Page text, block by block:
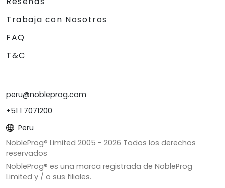
Trabaja con Nosotros
FAQ
T&C
peru@nobleprog.com
+51 1 7071200
Peru
NobleProg® Limited 2005 - 2026 Todos los derechos
reservados
NobleProg® es una marca registrada de NobleProg
Limited y / o sus filiales.